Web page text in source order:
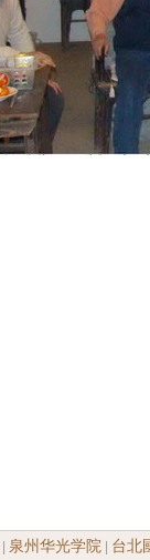
泉州华光学院 台北